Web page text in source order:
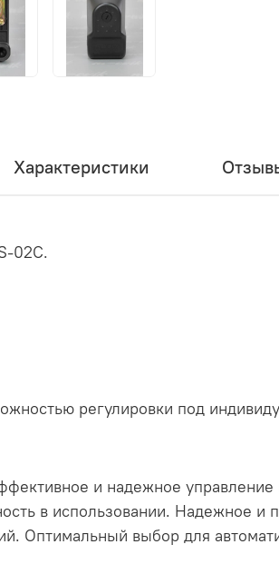
Характеристики
02C.
регулировки под
и надежное
в использовании. Надежное
Оптимальный выбор для